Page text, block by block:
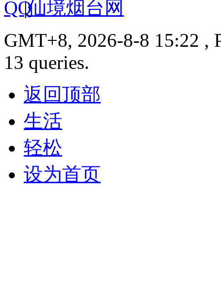
|仙境烟台网
GMT+8, 2026-8-8 15:22 ,
13 queries.
返回顶部
生活
轻松
设为首页